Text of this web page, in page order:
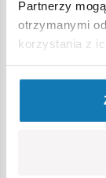
Partnerzy
otrzymanymi
korzystania z
Figurki
takie jak granat,
karabin Garand
Zestaw
wystawienia na
poprzez scenki